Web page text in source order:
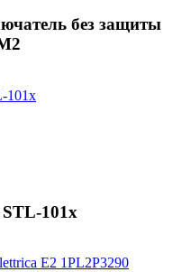
без защиты
STL-101x